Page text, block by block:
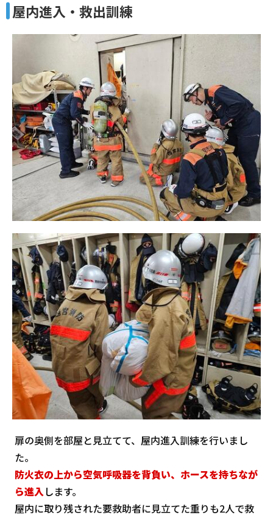
屋内進入・救出訓練
扉の奥側を部屋と見立てて、屋内進入訓練を行いまし
た。
防火衣の上から空気呼吸器を背負い、ホースを持ちなが
ら進入します。
屋内に取り残された要救助者に見立てた重りも2人で救